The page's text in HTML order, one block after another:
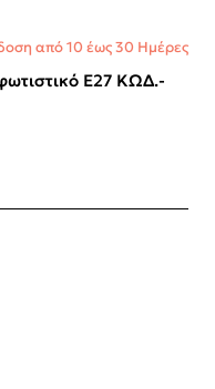
από 10 έως 30 Ημέρες
Ε27 ΚΩΔ.-